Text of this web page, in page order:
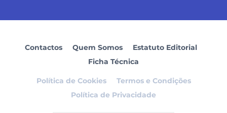
Contactos Quem Somos
Estatuto Editorial
Ficha Técnica
Política de Cookies
Termos e Condições
Política de Privacidade